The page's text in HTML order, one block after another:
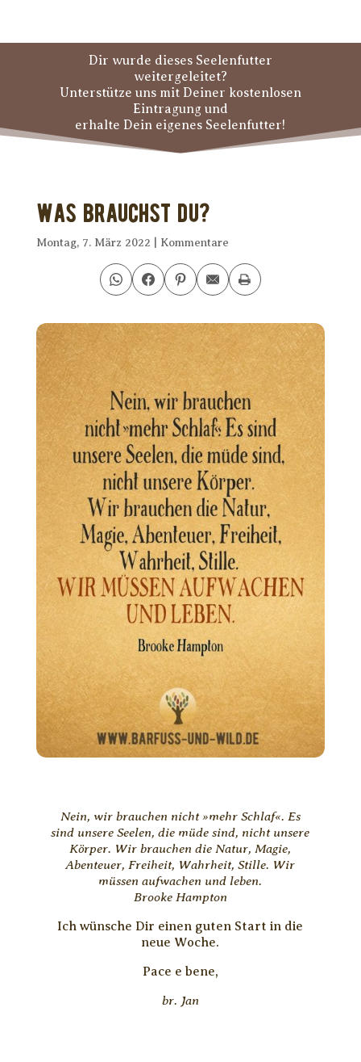
Dir wurde dieses Seelenfutter
weitergeleitet?
Unterstütze uns mit Deiner kostenlosen
Eintragung und
erhalte Dein eigenes Seelenfutter!
Was brauchst Du?
Montag, 7. März 2022 Kommentare
Nein, wir brauchen nicht »mehr Schlaf«. Es
sind unsere Seelen, die müde sind, nicht unsere
Körper. Wir brauchen die Natur, Magie,
Abenteuer, Freiheit, Wahrheit, Stille. Wir
müssen aufwachen und leben.
Brooke Hampton
Ich wünsche Dir einen guten Start in die
neue Woche.
Pace e bene,
br. Jan